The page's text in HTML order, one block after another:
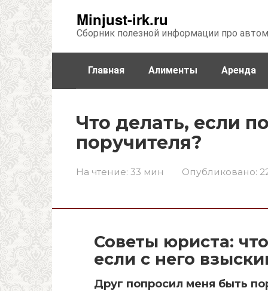
Minjust-irk.ru
Сборник полезной информации про
Главная Алименты Аренда
Что делать, если
поручителя?
На чтение: 33 мин Опубликовано:
Советы юриста:
если с него
Друг попросил меня быть